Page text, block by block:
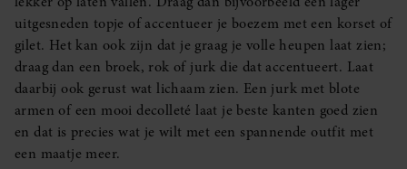
uitgesneden topje of accentueer je boezem met een korset of
gilet. Het kan ook zijn dat je graag je volle heupen laat zien;
draag dan een broek, rok of jurk die dat accentueert. Laat
daarbij ook gerust wat lichaam zien. Een jurk met blote
armen of een mooi decolleté laat je beste kanten goed zien
en dat is precies wat je wilt met een spannende outfit met
een maatje meer.